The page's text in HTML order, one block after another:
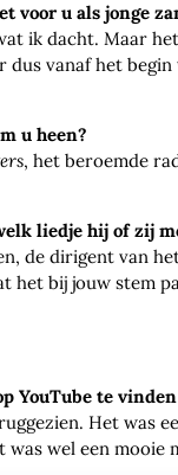
voor u als jonge
ik dacht. Maar
vanaf het
u heen?
, het beroemde
liedje hij of zij
de dirigent van
het bij jouw stem
YouTube te
Het was
was wel een mooie